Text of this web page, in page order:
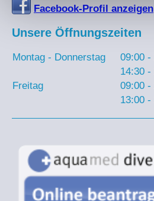
Facebook-Profil anzeigen
Unsere Öffnungszeiten
Montag - Donnerstag 09:00 -
14:30 -
Freitag
09:00 -
13:00 -